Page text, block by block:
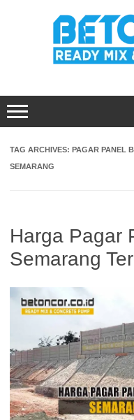
TAG ARCHIVES: PAGAR PANEL
SEMARANG
Harga Pagar
Semarang